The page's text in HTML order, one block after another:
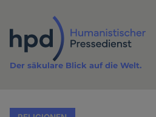
Inhalt
Der säkulare Blick auf die Welt.